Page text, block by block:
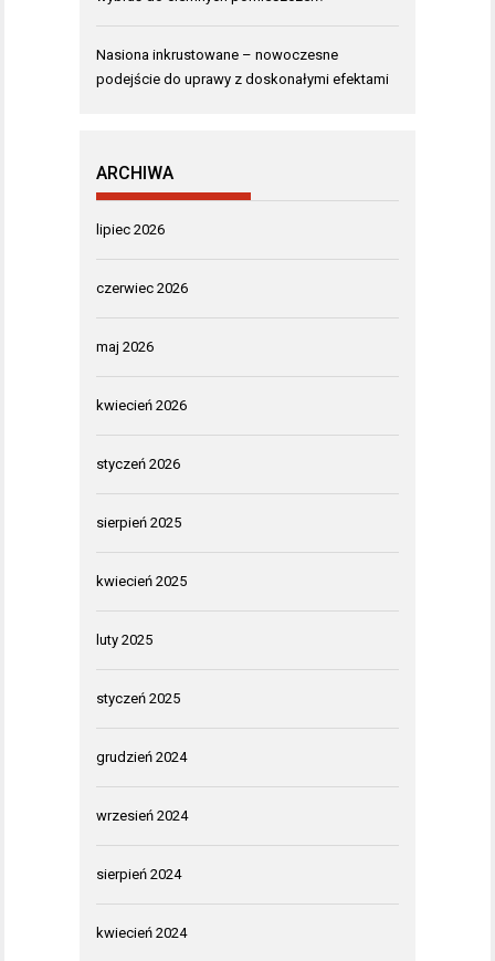
Nasiona inkrustowane – nowoczesne
podejście do uprawy z doskonałymi efektami
ARCHIWA
lipiec 2026
czerwiec 2026
maj 2026
kwiecień 2026
styczeń 2026
sierpień 2025
kwiecień 2025
luty 2025
styczeń 2025
grudzień 2024
wrzesień 2024
sierpień 2024
kwiecień 2024